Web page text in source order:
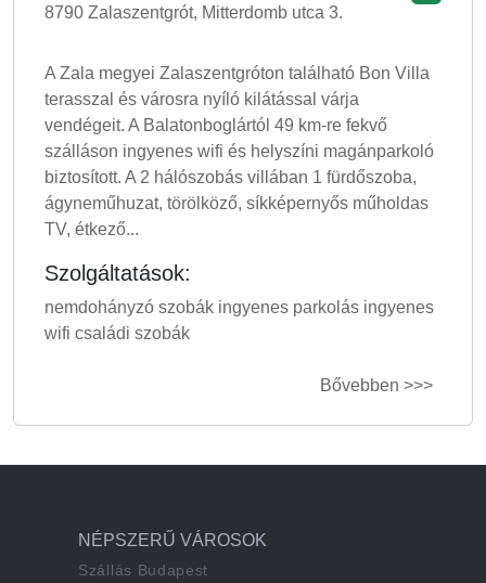
8790 Zalaszentgrót, Mitterdomb utca 3.
A Zala megyei Zalaszentgróton található Bon Villa
terasszal és városra nyíló kilátással várja
vendégeit. A Balatonboglártól 49 km-re fekvő
szálláson ingyenes wifi és helyszíni magánparkoló
biztosított. A 2 hálószobás villában 1 fürdőszoba,
ágyneműhuzat, törölköző, síkképernyős műholdas
TV, étkező...
Szolgáltatások:
nemdohányzó szobák ingyenes parkolás ingyenes
wifi családi szobák
Bővebben >>>
NÉPSZERŰ VÁROSOK
Szállás Budapest